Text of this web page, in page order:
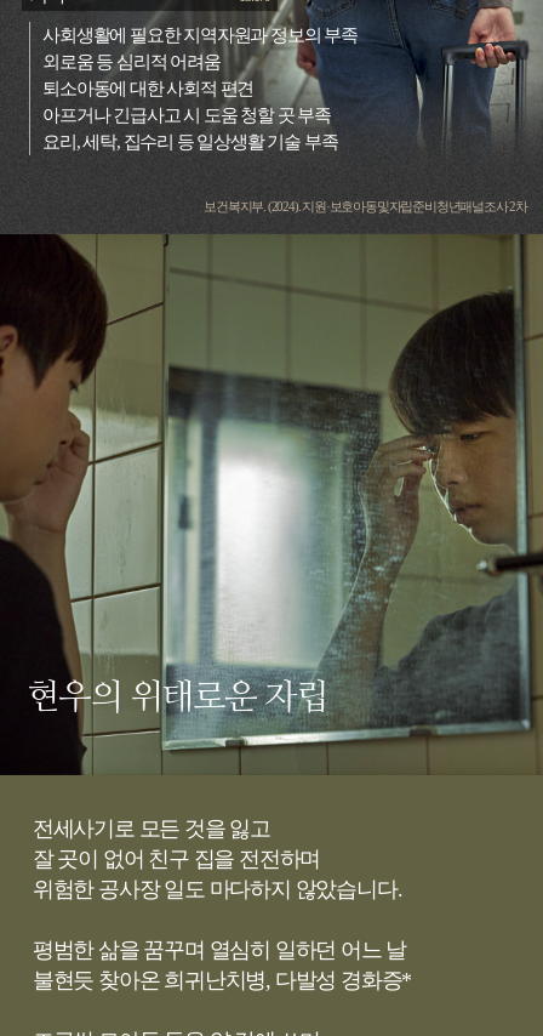
사회생활에 필요한 지역자원과 정보의 부족
외로움 등 심리적 어려움
퇴소아동에 대한 사회적 편견
아프거나 긴급사고 시 도움 청할 곳 부족
요리, 세탁, 집수리 등 일상생활 기술 부족
보건복지부. (2024). 지원·보호아동및자립준비청년패널조사 2차
현우의 위태로운 자립
전세사기로 모든 것을 잃고
잘 곳이 없어 친구 집을 전전하며
위험한 공사장 일도 마다하지 않았습니다.
평범한 삶을 꿈꾸며 열심히 일하던 어느 날
불현듯 찾아온 희귀난치병, 다발성 경화증*